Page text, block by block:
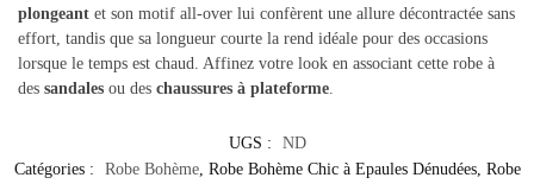
plongeant et son motif all-over lui confèrent une allure décontractée sans
effort, tandis que sa longueur courte la rend idéale pour des occasions
lorsque le temps est chaud. Affinez votre look en associant cette robe à
des sandales ou des chaussures à plateforme.
UGS :
ND
Catégories :
Robe Bohème, Robe Bohème Chic à Epaules Dénudées, Robe